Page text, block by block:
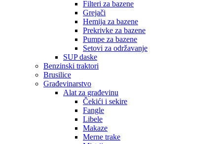
Filteri za bazene
Grejači
Hemija za bazene
Prekrivke za bazene
Pumpe za bazene
Setovi za održavanje
SUP daske
Benzinski traktori
Brusilice
Građevinarstvo
Alat za građevinu
Čekići i sekire
Fangle
Libele
Makaze
Merne trake